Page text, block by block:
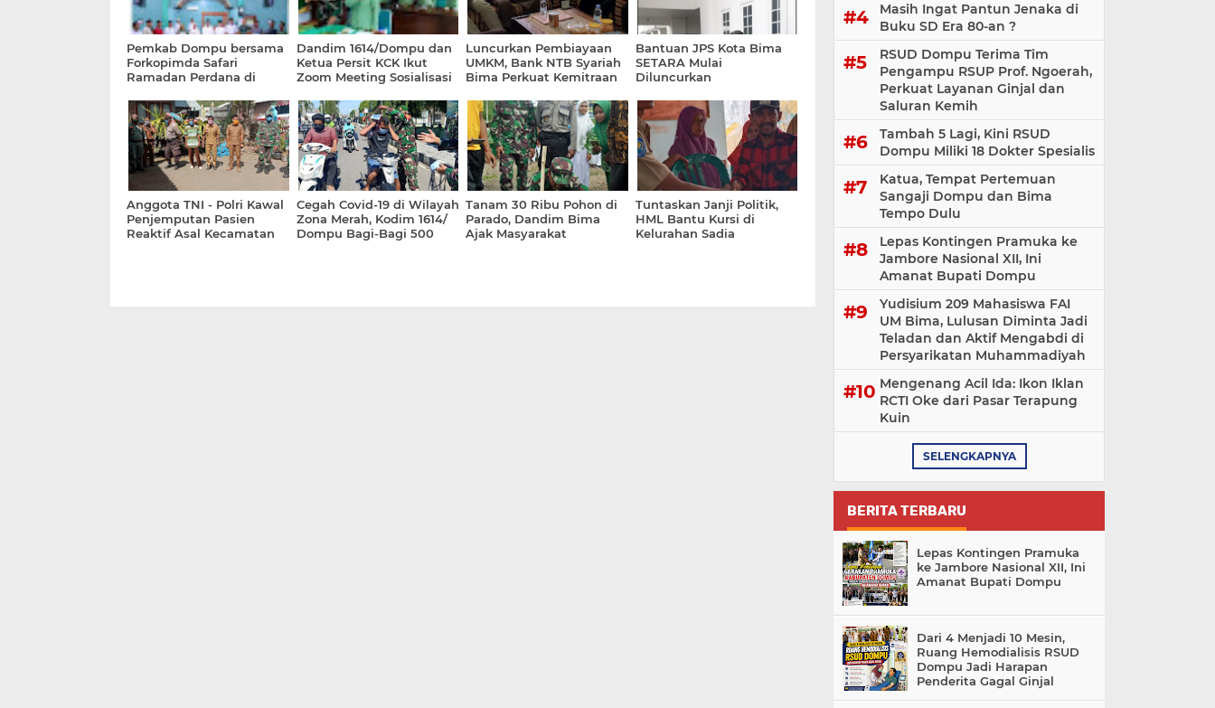
Pemkab Dompu bersama
Forkopimda Safari
Ramadan Perdana di
Dandim 1614/Dompu dan
Ketua Persit KCK Ikut
Zoom Meeting Sosialisasi
Pemilu 2024
Luncurkan Pembiayaan
UMKM, Bank NTB Syariah
Bima Perkuat Kemitraan
UKM
Bantuan JPS Kota Bima
SETARA Mulai
Diluncurkan
Anggota TNI - Polri Kawal
Penjemputan Pasien
Reaktif Asal Kecamatan
Cegah Covid-19 di Wilayah
Zona Merah, Kodim 1614/
Dompu Bagi-Bagi 500
Tanam 30 Ribu Pohon di
Parado, Dandim Bima
Ajak Masyarakat
Tuntaskan Janji Politik,
HML Bantu Kursi di
Kelurahan Sadia
Masih Ingat Pantun Jenaka di
Buku SD Era 80-an ?
RSUD Dompu Terima Tim
Pengampu RSUP Prof. Ngoerah,
Perkuat Layanan Ginjal dan
Saluran Kemih
Tambah 5 Lagi, Kini RSUD
Dompu Miliki 18 Dokter Spesialis
Katua, Tempat Pertemuan
Sangaji Dompu dan Bima
Tempo Dulu
Lepas Kontingen Pramuka ke
Jambore Nasional XII, Ini
Amanat Bupati Dompu
Yudisium 209 Mahasiswa FAI
UM Bima, Lulusan Diminta Jadi
Teladan dan Aktif Mengabdi di
Persyarikatan Muhammadiyah
Mengenang Acil Ida: Ikon Iklan
RCTI Oke dari Pasar Terapung
Kuin
SELENGKAPNYA
BERITA TERBARU
Lepas Kontingen Pramuka
ke Jambore Nasional XII, Ini
Amanat Bupati Dompu
Dari 4 Menjadi 10 Mesin,
Ruang Hemodialisis RSUD
Dompu Jadi Harapan
Penderita Gagal Ginjal